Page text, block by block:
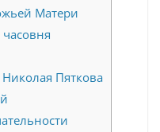
Матери
Пяткова